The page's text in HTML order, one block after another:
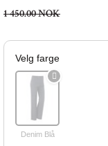
1 450.00 NOK
Velg farge
Denim Blå